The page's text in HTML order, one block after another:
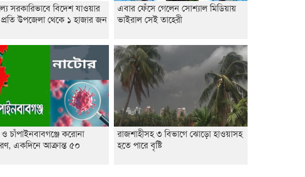
সরকারিভাবে বিদেশ যাওয়ার
উপজেলা থেকে ১ হাজার জন
এবার ফেঁসে গেলেন সোশ্যাল মিডিয়ায়
ভাইরাল সেই তাহেরী
চাঁপাইনবাবগঞ্জে করোনা
একদিনে আক্রান্ত ৫০
রাজশাহীসহ ৩ বিভাগে ঝোড়ো হাওয়াসহ
হতে পারে বৃষ্টি